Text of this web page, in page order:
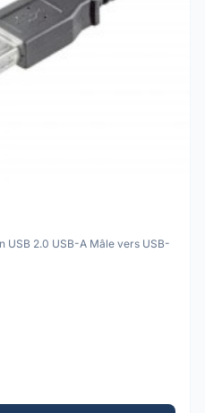
USB 2.0 USB-A Mâle vers USB-